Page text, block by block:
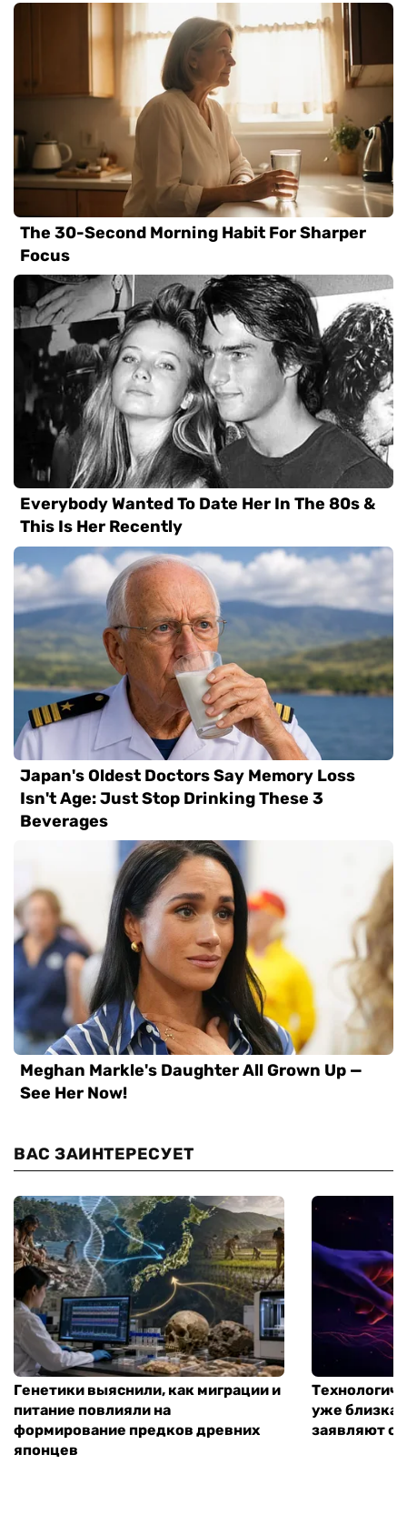
ВАС ЗАИНТЕРЕСУЕТ
Генетики выяснили, как миграции и
питание повлияли на
формирование предков древних
японцев
уже близка:
заявляют о